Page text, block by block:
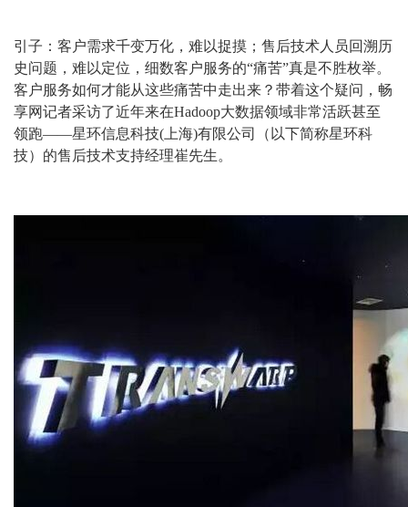
引子：客户需求千变万化，难以捉摸；售后技术人员回溯历
史问题，难以定位，细数客户服务的“痛苦”真是不胜枚举。
客户服务如何才能从这些痛苦中走出来？带着这个疑问，畅
享网记者采访了近年来在Hadoop大数据领域非常活跃甚至
领跑——星环信息科技(上海)有限公司（以下简称星环科
技）的售后技术支持经理崔先生。